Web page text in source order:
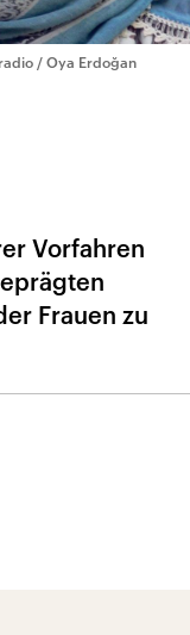
/ Oya Erdoğan
Vorfahren
Frauen zu